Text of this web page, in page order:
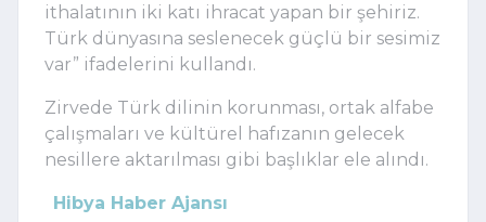
ithalatının iki katı ihracat yapan bir şehiriz.
Türk dünyasına seslenecek güçlü bir sesimiz
var” ifadelerini kullandı.
Zirvede Türk dilinin korunması, ortak alfabe
çalışmaları ve kültürel hafızanın gelecek
nesillere aktarılması gibi başlıklar ele alındı.
Hibya Haber Ajansı